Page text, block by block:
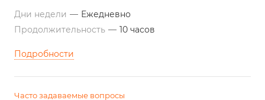
Дни недели — Ежедневно
Продолжительность — 10 часов
Подробности
Часто задаваемые вопросы